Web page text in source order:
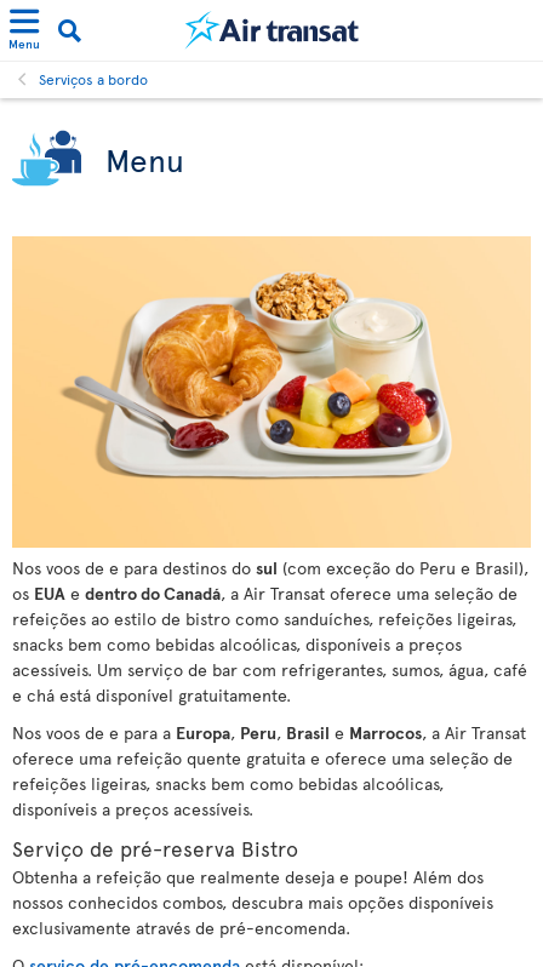
Menu
Serviços a bordo
Menu
Nos voos de e para destinos do sul (com exceção do Peru e Brasil),
os EUA e dentro do Canadá, a Air Transat oferece uma seleção de
refeições ao estilo de bistro como sanduíches, refeições ligeiras,
snacks bem como bebidas alcoólicas, disponíveis a preços
acessíveis. Um serviço de bar com refrigerantes, sumos, água, café
e chá está disponível gratuitamente.
Nos voos de e para a Europa, Peru, Brasil e Marrocos, a Air Transat
oferece uma refeição quente gratuita e oferece uma seleção de
refeições ligeiras, snacks bem como bebidas alcoólicas,
disponíveis a preços acessíveis.
Serviço de pré-reserva Bistro
Obtenha a refeição que realmente deseja e poupe! Além dos
nossos conhecidos combos, descubra mais opções disponíveis
exclusivamente através de pré-encomenda.